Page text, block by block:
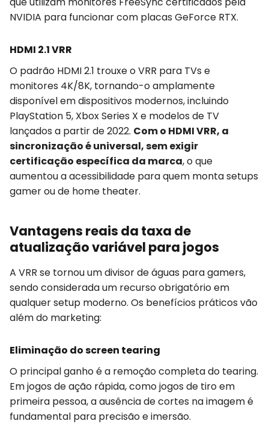
NVIDIA para funcionar com placas GeForce RTX.
HDMI 2.1 VRR
O padrão HDMI 2.1 trouxe o VRR para TVs e
monitores 4K/8K, tornando-o amplamente
disponível em dispositivos modernos, incluindo
PlayStation 5, Xbox Series X e modelos de TV
lançados a partir de 2022. Com o HDMI VRR, a
sincronização é universal, sem exigir
certificação específica da marca, o que
aumentou a acessibilidade para quem monta setups
gamer ou de home theater.
Vantagens reais da taxa de
atualização variável para jogos
A VRR se tornou um divisor de águas para gamers,
sendo considerada um recurso obrigatório em
qualquer setup moderno. Os benefícios práticos vão
além do marketing:
Eliminação do screen tearing
O principal ganho é a remoção completa do tearing.
Em jogos de ação rápida, como jogos de tiro em
primeira pessoa, a ausência de cortes na imagem é
fundamental para precisão e imersão.